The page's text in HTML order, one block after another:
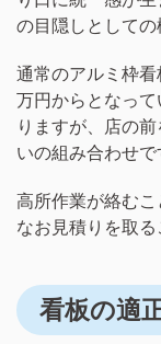
の目隠しとしての
通常のアルミ枠
万円からとなっ
りますが、店の
いの組み合わせで
高所作業が絡む
なお見積りを取る
看板の適